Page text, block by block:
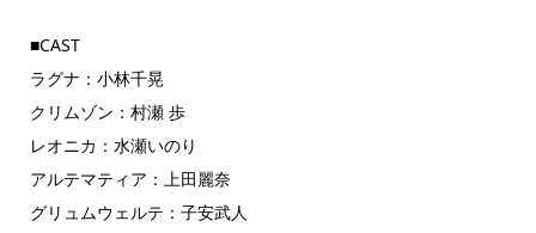
■CAST
ラグナ：小林千晃
クリムゾン：村瀬 歩
レオニカ：水瀬いのり
アルテマティア：上田麗奈
グリュムウェルテ：子安武人